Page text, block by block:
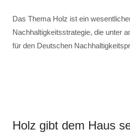
Das Thema Holz ist ein
Nachhaltigkeitsstrategie, die unter
für den Deutschen
Holz gibt dem Haus